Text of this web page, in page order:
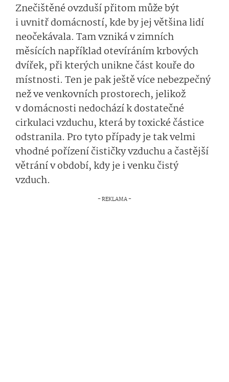
Znečištěné ovzduší přitom může být
i uvnitř domácností, kde by jej většina lidí
neočekávala. Tam vzniká v zimních
měsících například otevíráním krbových
dvířek, při kterých unikne část kouře do
místnosti. Ten je pak ještě více nebezpečný
než ve venkovních prostorech, jelikož
v domácnosti nedochází k dostatečné
cirkulaci vzduchu, která by toxické částice
odstranila. Pro tyto případy je tak velmi
vhodné pořízení čističky vzduchu a častější
větrání v období, kdy je i venku čistý
vzduch.